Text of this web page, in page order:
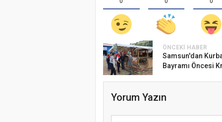
ÖNCEKI HABER
Samsun'dan
Bayramı Öncesi
Yorum Yazın